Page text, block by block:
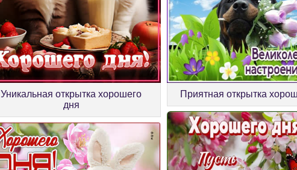
Уникальная открытка хорошего
дня
Приятная открытка